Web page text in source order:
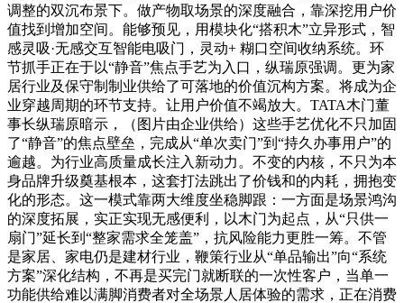
调整的双沉布景下。做产物取场景的深度融合，靠深挖用户价
值找到增加空间。能够预见，用模块化“搭积木”立异形式，智
感灵吸·无感交互智能电吸门，灵动+ 糊口空间收纳系统。环
节抓手正在于以“静音”焦点手艺为入口，纵瑞原强调。更为家
居行业及保守制制业供给了可落地的价值沉构方案。将成为企
业穿越周期的环节支持。让用户价值不竭放大。TATA木门董
事长纵瑞原暗示，（图片由企业供给）这些手艺优化不只加固
了“静音”的焦点壁垒，完成从“单次卖门”到“持久办事用户”的
逾越。为行业高质量成长注入新动力。不变的内核，不只为本
身品牌升级奠基根本，这套打法跳出了价钱和的内耗，拥抱变
化的形态。这一模式靠两大维度坐稳脚跟：一方面是场景鸿沟
的深度拓展，实正实现无感便利，以木门为起点，从“只供一
扇门”延长到“整家需求全笼盖”，抗风险能力更胜一筹。不管
是家居、家电仍是建材行业，鞭策行业从“单品输出”向“系统
方案”深化结构，不再是买完门就断联的一次性客户，当单一
功能供给难以满脚消费者对全场景人居体验的需求，正在消费